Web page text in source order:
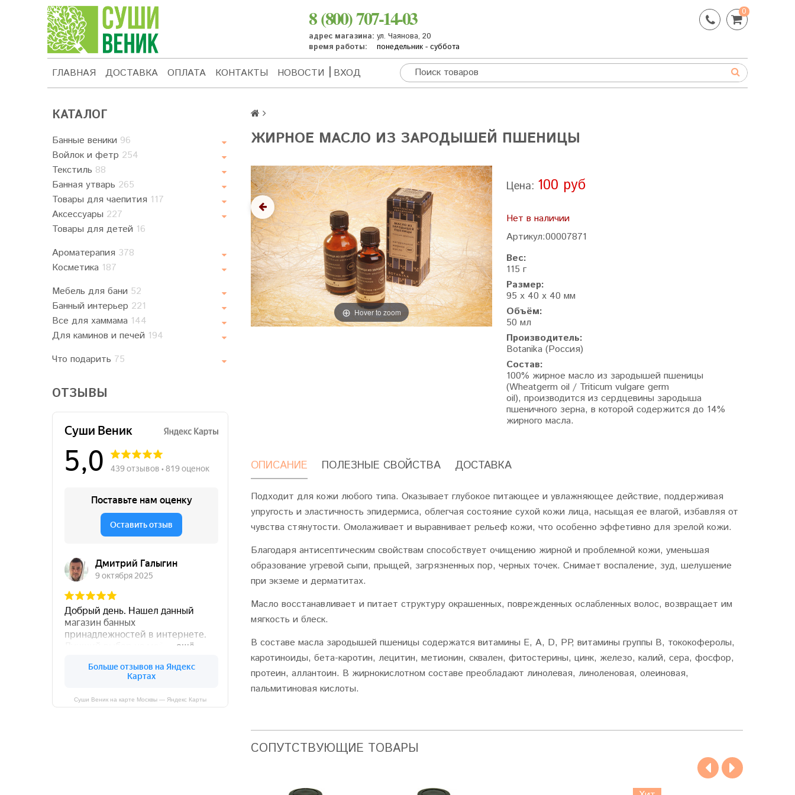
8 (800) 707-14-03
адрес магазина:ул. Чаянова, 20
время работы:
понедельник - суббота
0
ГЛАВНАЯ ДОСТАВКА ОПЛАТА КОНТАКТЫ НОВОСТИ ВХОД
КАТАЛОГ
Банные веники 96
Войлок и фетр 254
Текстиль 88
Банная утварь 265
Товары для чаепития 117
Аксессуары 227
Товары для детей 16
Ароматерапия 378
Косметика 187
Мебель для бани 52
Банный интерьер 221
Все для хаммама 144
Для каминов и печей 194
Что подарить 75
ОТЗЫВЫ
Суши Веник на карте Москвы — Яндекс Карты
ЖИРНОЕ МАСЛО ИЗ ЗАРОДЫШЕЙ ПШЕНИЦЫ
Hover to zoom
Цена: 100 руб
Нет в наличии
Артикул:00007871
Вес:
115 г
Размер:
95 х 40 х 40 мм
Объём:
50 мл
Производитель:
Botanika (Россия)
Состав:
100% жирное масло из зародышей пшеницы
(Wheatgerm oil / Triticum vulgare germ
oil), производится из сердцевины зародыша
пшеничного зерна, в которой содержится до 14%
жирного масла.
ОПИСАНИЕ ПОЛЕЗНЫЕ СВОЙСТВА ДОСТАВКА
Подходит для кожи любого типа. Оказывает глубокое питающее и увлажняющее действие, поддерживая
упругость и эластичность эпидермиса, облегчая состояние сухой кожи лица, насыщая ее влагой, избавляя от
чувства стянутости. Омолаживает и выравнивает рельеф кожи, что особенно эффетивно для зрелой кожи.
Благодаря антисептическим свойствам способствует очищению жирной и проблемной кожи, уменьшая
образование угревой сыпи, прыщей, загрязненных пор, черных точек. Снимает воспаление, зуд, шелушение
при экземе и дерматитах.
Масло восстанавливает и питает структуру окрашенных, поврежденных ослабленных волос, возвращает им
мягкость и блеск.
В составе масла зародышей пшеницы содержатся витамины Е, А, D, PP, витамины группы В, тококоферолы,
каротиноиды, бета-каротин, лецитин, метионин, сквален, фитостерины, цинк, железо, калий, сера, фосфор,
протеин, аллантоин. В жирнокислотном составе преобладают линолевая, линоленовая, олеиновая,
пальмитиновая кислоты.
CОПУТСТВУЮЩИЕ ТОВАРЫ